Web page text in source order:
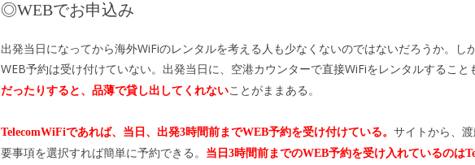
◎WEBでお申込み
出発当日になってから海外WiFiのレンタルを考える人も少なくないのではないだろうか。
WEB予約は受け付けていない。出発当日に、空港カウンターで直接WiFiをレンタルすること
だったりすると、品薄で貸し出してくれないことがままある。
TelecomWiFiであれば、当日、出発3時間前までWEB予約を受け付けている。 サイトから、
要事項を選択すれば簡単に予約できる。
当日3時間前までのWEB予約を受け入れているのは